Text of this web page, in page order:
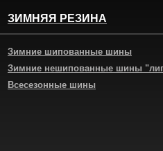
ЗИМНЯЯ РЕЗИНА
Зимние шипованные шины
Зимние нешипованные шины
Всесезонные шины